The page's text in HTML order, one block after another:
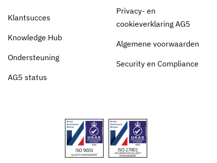
Klantsucces
Knowledge Hub
Ondersteuning
AG5 status
Privacy- en
cookieverklaring AG5
Algemene voorwaarden
Security en Compliance